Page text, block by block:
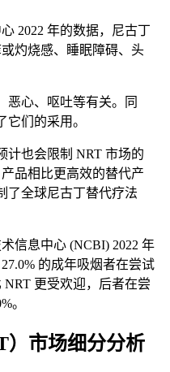
2022 年的数据，尼古丁
灼烧感、睡眠障碍、头
恶心、呕吐等有关。同
们的采用。
计也会限制 NRT 市场的
品相比更高效的替代产
了全球尼古丁替代疗法
信息中心 (NCBI) 2022 年
的成年吸烟者在尝试
更受欢迎，后者在尝
。
）市场细分分析